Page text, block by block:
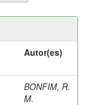
Autor(es)
BONFIM, R.
M.